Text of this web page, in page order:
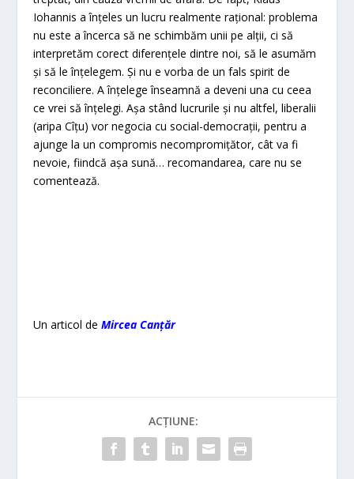
Iohannis a înţeles un lucru realmente raţional: problema
nu este a încerca să ne schimbăm unii pe alţii, ci să
interpretăm corect diferenţele dintre noi, să le asumăm
şi să le înţelegem. Şi nu e vorba de un fals spirit de
reconciliere. A înţelege înseamnă a deveni una cu ceea
ce vrei să înţelegi. Aşa stând lucrurile şi nu altfel, liberalii
(aripa Cîţu) vor negocia cu social-democraţii, pentru a
ajunge la un compromis necompromiţător, cât va fi
nevoie, fiindcă aşa sună… recomandarea, care nu se
comentează.
Un articol deMircea Canțăr
ACȚIUNE: